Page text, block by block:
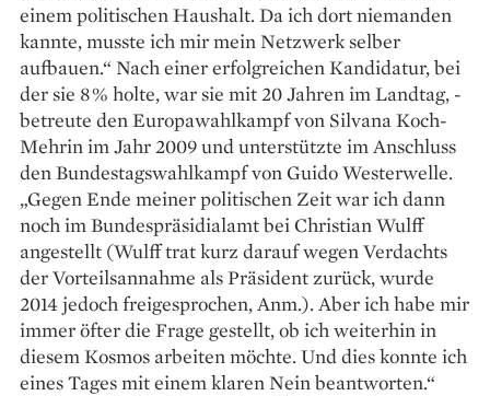
einem politischen Haushalt. Da ich dort niemanden
kannte, musste ich mir mein Netzwerk selber
aufbauen.“ Nach einer erfolgreichen Kandidatur, bei
der sie 8 % holte, war sie mit 20 Jahren im Landtag, ­
betreute den Europawahlkampf von ­Silvana Koch-
Mehrin im Jahr 2009 und ­unterstützte im Anschluss
den Bundestagswahlkampf von Guido Westerwelle.
„Gegen Ende meiner poli­tischen Zeit war ich dann
noch im Bundespräsidialamt bei ­Christian Wulff
angestellt (Wulff trat kurz darauf wegen Verdachts
der Vorteilsannahme als Präsident zurück, ­wurde
2014 jedoch freigesprochen, Anm.). Aber ich habe mir
immer ­öfter die Frage gestellt, ob ich weiterhin in
diesem Kosmos arbeiten möchte. Und dies konnte ich
eines Tages mit einem klaren Nein beantworten.“